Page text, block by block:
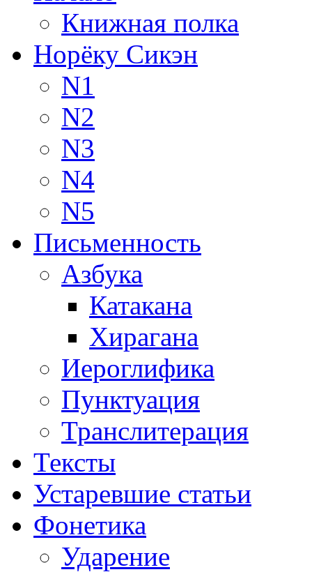
Книжная полка
Норёку Сикэн
N1
N2
N3
N4
N5
Письменность
Азбука
Катакана
Хирагана
Иероглифика
Пунктуация
Транслитерация
Тексты
Устаревшие статьи
Фонетика
Ударение